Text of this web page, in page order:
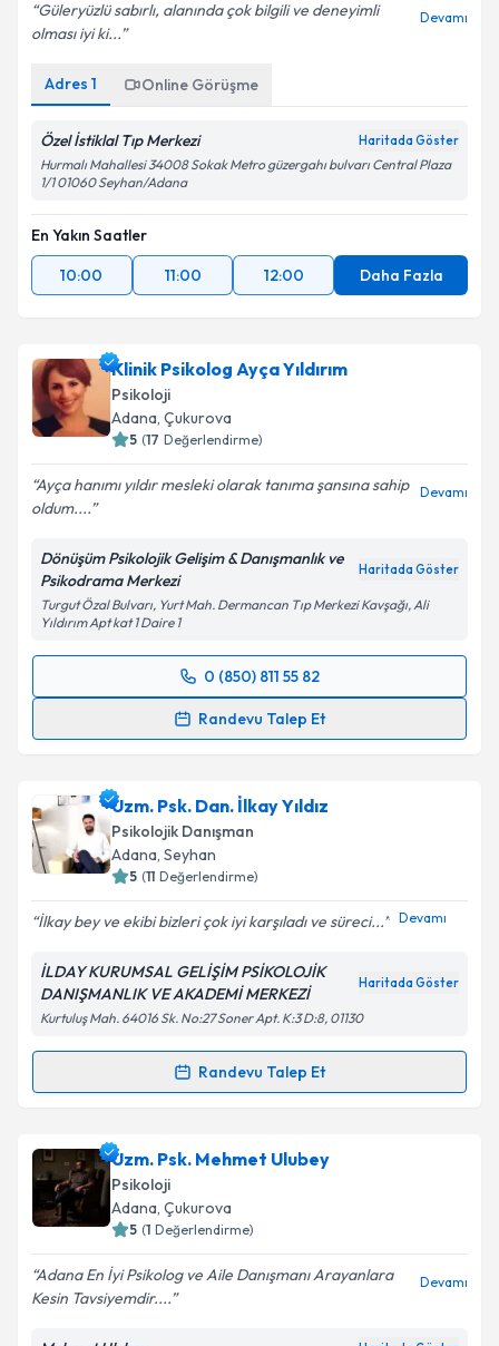
Metni'ni okudum ve kişisel verilerimin belirtilen
Takvim Talebini Gönder
Güleryüzlü sabırlı, alanında çok bilgili ve deneyimli
olması iyi ki...
Devamı
Adres 1 Online Görüşme
Özel İstiklal Tıp Merkezi Haritada Göster
Hurmalı Mahallesi 34008 Sokak Metro güzergahı bulvarı Central Plaza
1/1 01060 Seyhan/Adana
En Yakın Saatler
10:00
11:00 12:00 Daha Fazla
Klinik Psikolog Ayça Yıldırım
Psikoloji
Adana, Çukurova
5 (17 Değerlendirme)
Ayça hanımı yıldır mesleki olarak tanıma şansına sahip
oldum....
Devamı
Dönüşüm Psikolojik Gelişim & Danışmanlık ve
Psikodrama Merkezi
Haritada Göster
Turgut Özal Bulvarı, Yurt Mah. Dermancan Tıp Merkezi Kavşağı, Ali
Yıldırım Apt kat 1 Daire 1
0 (850) 811 55 82
Randevu Talep Et
Randevu Takvimi Talebi
için bir takvim hazırlandığında e-posta ile
bilgilendireceğiz.
E-posta Adresiniz
Kişisel verilerimin işlenmesine ilişkin
Aydınlatma
Metni 'ni okudum ve kişisel verilerimin belirtilen
kapsamda işlenmesini kabul ediyorum.
Takvim Talebini Gönder
Uzm. Psk. Dan. İlkay Yıldız
Psikolojik Danışman
Adana, Seyhan
5 (11 Değerlendirme)
İlkay bey ve ekibi bizleri çok iyi karşıladı ve süreci... Devamı
İLDAY KURUMSAL GELİŞİM PSİKOLOJİK
DANIŞMANLIK VE AKADEMİ MERKEZİ
Haritada Göster
Kurtuluş Mah. 64016 Sk. No:27 Soner Apt. K:3 D:8, 01130
Randevu Talep Et
Randevu Takvimi Talebi
Uzm. Psk. Dan. İlkay Yıldıziçin randevu takvimi
talebi oluşturun. Size bu uzmandan randevu almanız
için bir takvim hazırlandığında e-posta ile
bilgilendireceğiz.
E-posta Adresiniz
Uzm. Psk. Mehmet Ulubey
Psikoloji
Adana, Çukurova
5 (1 Değerlendirme)
Adana En İyi Psikolog ve Aile Danışmanı Arayanlara
Kesin Tavsiyemdir....
Devamı